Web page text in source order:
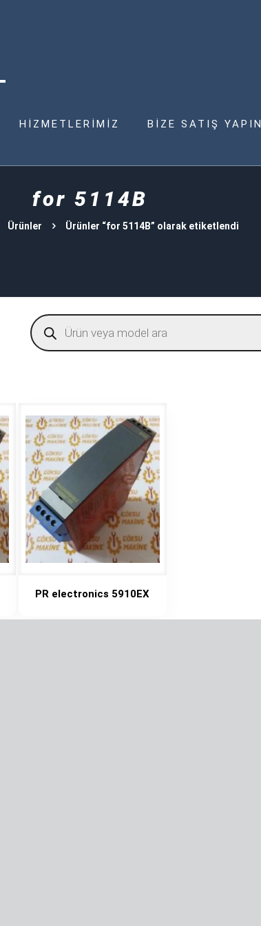
HİZMETLERİMİZ BİZE SATIŞ YAPIN
for 5114B
Ürünler Ürünler “for 5114B” olarak etiketlendi
Products
search
PR electronics 5910EX